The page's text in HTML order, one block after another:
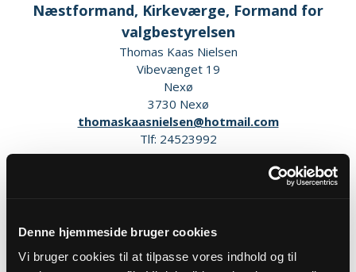
Denne hjemmeside bruger cookies
Vi bruger cookies til at tilpasse vores indhold og til
Næstformand, Kirkeværge, Formand for
valgbestyrelsen
Thomas Kaas Nielsen
Vibevænget 19
Nexø
3730 Nexø
thomaskaasnielsen@hotmail.com
Tlf: 24523992